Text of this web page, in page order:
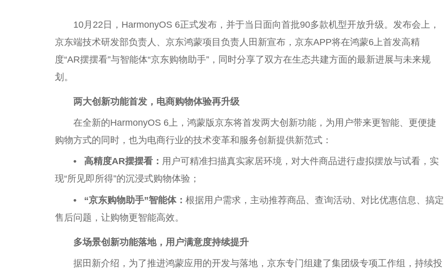
10月22日，HarmonyOS 6正式发布，并于当日面向首批90多款机型开放升级。发布会上，
京东端技术研发部负责人、京东鸿蒙项目负责人田新宣布，京东APP将在鸿蒙6上首发高精
度“AR摆摆看”与智能体“京东购物助手”，同时分享了双方在生态共建方面的最新进展与未来规
划。
两大创新功能首发， 电商购物体验再升级
在全新的HarmonyOS 6上，鸿蒙版京东将首发两大创新功能，为用户带来更智能、更便捷
购物方式的同时，也为电商行业的技术变革和服务创新提供新范式：
• 高精度AR摆摆看 ： 用户可精准扫描真实家居环境，对大件商品进行虚拟摆放与试看，实
现“所见即所得”的沉浸式购物体验；
• “京东购物助手”智能体： 根据用户需求，主动推荐商品、查询活动、对比优惠信息、搞定
售后问题，让购物更智能高效。
多场景创新功能落地，用户满意度持续提升
据田新介绍，为了推进鸿蒙应用的开发与落地，京东专门组建了集团级专项工作组，持续投